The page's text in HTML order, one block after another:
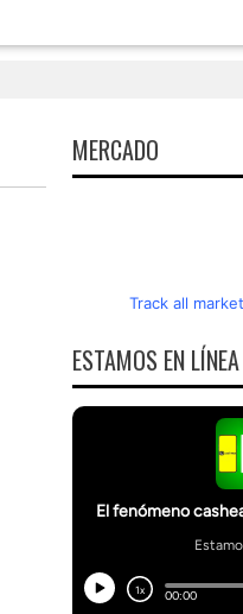
MERCADO
Track all
ESTAMOS EN